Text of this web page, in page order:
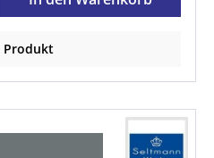
Produkt